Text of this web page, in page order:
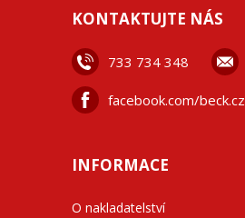
KONTAKTUJTE NÁS
733 734 348
facebook.com/beck.cz
INFORMACE
O nakladatelství